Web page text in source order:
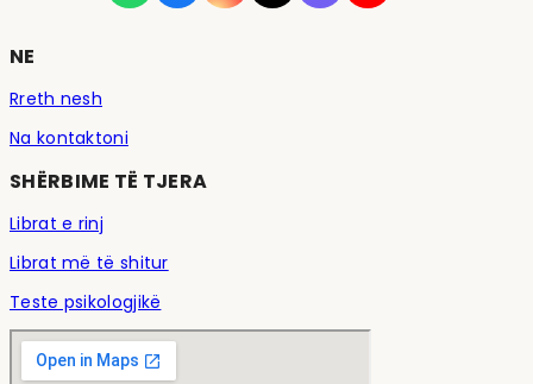
NE
Rreth nesh
Na kontaktoni
SHËRBIME TË TJERA
Librat e rinj
Librat më të shitur
Teste psikologjikë